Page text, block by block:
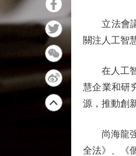
立法會議
關注人工智
在人工智
慧企業和研
源，推動創
尚海龍強
全法》、《